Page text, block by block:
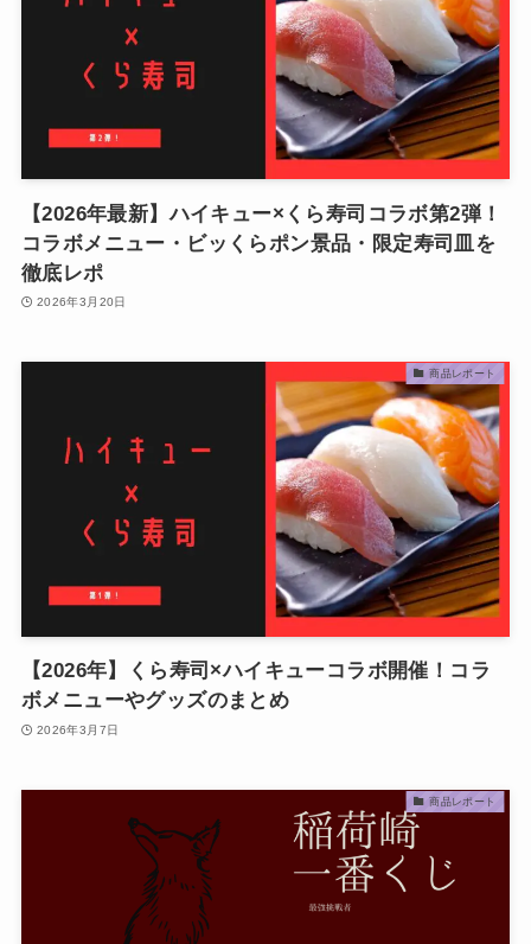
【2026年最新】ハイキュー×くら寿司コラボ第2弾！
コラボメニュー・ビッくらポン景品・限定寿司皿を
徹底レポ
2026年3月20日
商品レポート
【2026年】くら寿司×ハイキューコラボ開催！コラ
ボメニューやグッズのまとめ
2026年3月7日
商品レポート